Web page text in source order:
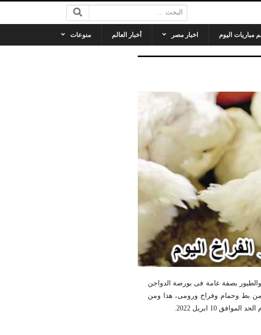
البحث:
مباريات اليوم اخبار مصر أخبار العالم منوعات
بصفة عامة فى بورصة الدواجن
من بط وحمام وفراخ ورومى، هذا ومن
10 ابريل 2022.